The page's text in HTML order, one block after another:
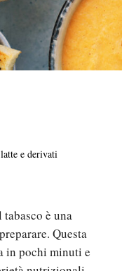
e derivati
è una
Questa
in pochi minuti e